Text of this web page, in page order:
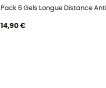
Pack 6 Gels Longue Distance
14,90 €